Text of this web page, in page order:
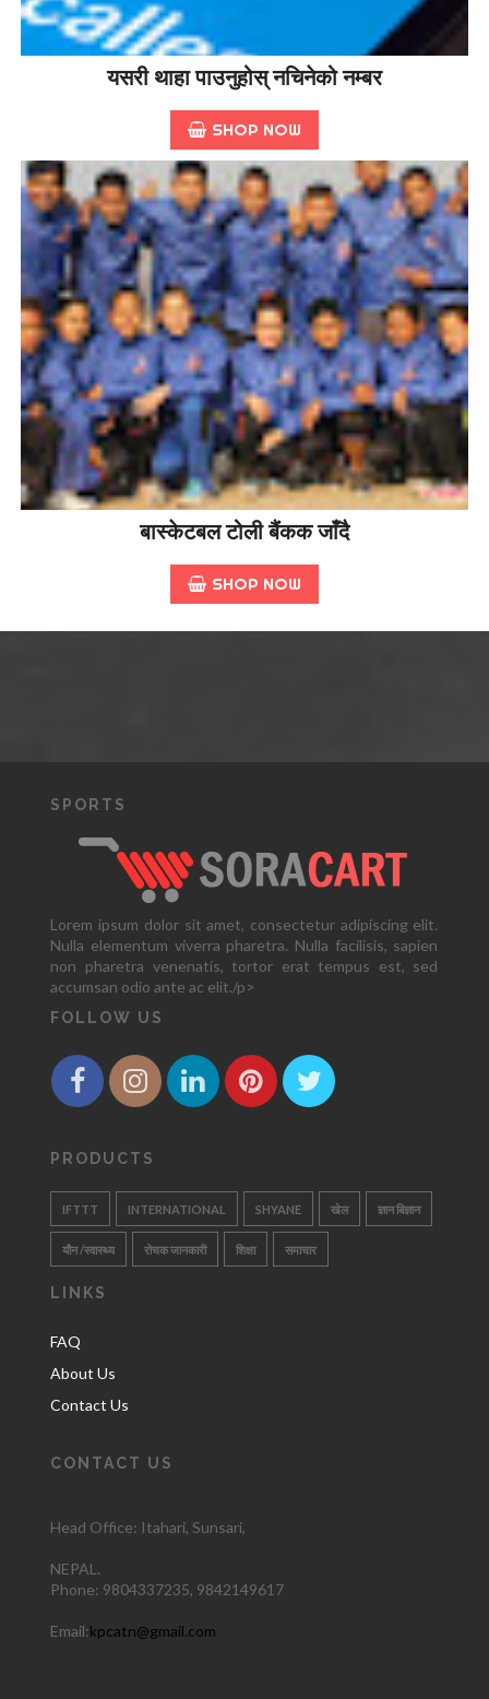
यसरी थाहा पाउनुहोस् नचिनेको नम्बर
SHOP NOW
बास्केटबल टोली बैंकक जाँदै
SHOP NOW
SPORTS
Lorem ipsum dolor sit amet, consectetur adipiscing elit.
Nulla elementum viverra pharetra. Nulla facilisis, sapien
non pharetra venenatis, tortor erat tempus est, sed
accumsan odio ante ac elit./p>
FOLLOW US
PRODUCTS
IFTTT INTERNATIONAL SHYANE खेल ज्ञान बिज्ञान
यौन /स्वास्थ्य रोचक जानकारी शिक्षा समाचार
LINKS
FAQ
About Us
Contact Us
CONTACT US
Head Office: Itahari, Sunsari,
NEPAL.
Phone: 9804337235, 9842149617
Email:kpcatn@gmail.com